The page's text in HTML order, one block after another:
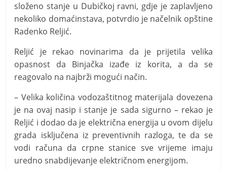
složeno stanje u Dubičkoj ravni, gdje je zaplavljeno
nekoliko domaćinstava, potvrdio je načelnik opštine
Radenko Reljić.
Reljić je rekao novinarima da je prijetila velika
opasnost da Binjačka izađe iz korita, a da se
reagovalo na najbrži mogući način.
– Velika količina vodozaštitnog materijala dovezena
je na ovaj nasip i stanje je sada sigurno – rekao je
Reljić i dodao da je električna energija u ovom dijelu
grada isključena iz preventivnih razloga, te da se
vodi računa da crpne stanice sve vrijeme imaju
uredno snabdijevanje električnom energijom.